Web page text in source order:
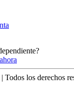
| Todos los derechos